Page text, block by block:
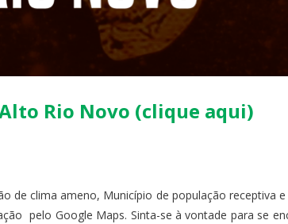
Rio Novo (clique aqui)
de clima ameno, Município de população receptiva
pelo Google Maps. Sinta-se à vontade para se